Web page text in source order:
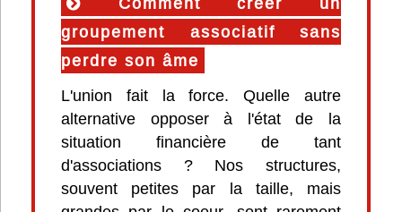
groupement associatif sans
perdre son âme
L'union fait la force. Quelle autre
alternative opposer à l'état de la
situation financière de tant
d'associations ? Nos structures,
souvent petites par la taille, mais